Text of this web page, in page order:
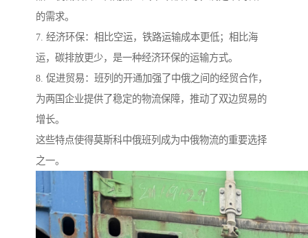
的需求。
7. 经济环保：相比空运，铁路运输成本更低；相比海
运，碳排放更少，是一种经济环保的运输方式。
8. 促进贸易：班列的开通加强了中俄之间的经贸合作，
为两国企业提供了稳定的物流保障，推动了双边贸易的
增长。
这些特点使得莫斯科中俄班列成为中俄物流的重要选择
之一。